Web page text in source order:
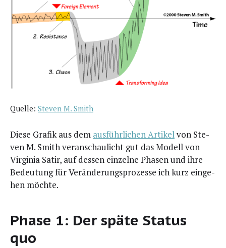
Quel­le: Ste­ven M. Smith
Die­se Gra­fik aus dem aus­führ­li­chen Arti­kelvon Ste­
ven M. Smith ver­an­schau­licht gut das Modell von
Vir­gi­nia Satir, auf des­sen ein­zel­ne Pha­sen und ihre
Bedeu­tung für Ver­än­de­rungs­pro­zes­se ich kurz ein­ge­
hen möchte.
Phase 1: Der späte Status
quo